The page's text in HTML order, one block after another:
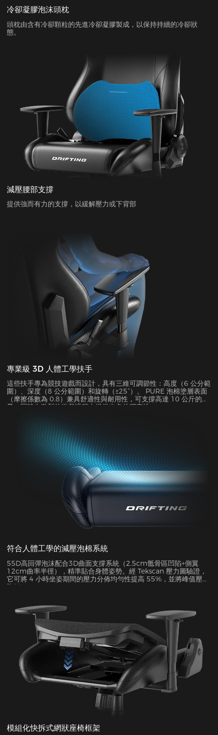
冷卻凝膠泡沫頭枕
頭枕由含有冷卻顆粒的先進冷卻凝膠製成，以保持持續的冷卻狀
態。
減壓腰部支撐
提供強而有力的支撐，以緩解壓力或下背部
專業級 3D 人體工學扶手
這些扶手專為競技遊戲而設計，具有三維可調節性：高度（6 公分範
圍）、深度（8 公分範圍）和旋轉（±25°）。 PURE 泡棉塗層表面
（摩擦係數為 0.8）兼具舒適性與耐用性，可支撐高達 10 公斤的重
量，同時在激烈的遊戲過程中提供出色的穩定性。
符合人體工學的減壓泡棉系統
55D高回彈泡沫配合3D曲面支撐系統（2.5cm骶骨區凹陷+側翼
12cm曲率半徑），精準貼合身體姿勢。經 Tekscan 壓力圖驗證，
它可將 4 小時坐姿期間的壓力分佈均勻性提高 55%，並將峰值壓力
降低 38%。
模組化快拆式網狀座椅框架